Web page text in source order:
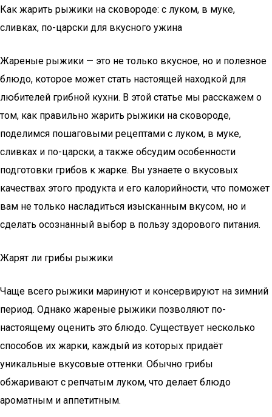
Как жарить рыжики на сковороде: с луком, в муке,
сливках, по-царски для вкусного ужина
Жареные рыжики — это не только вкусное, но и полезное
блюдо, которое может стать настоящей находкой для
любителей грибной кухни. В этой статье мы расскажем о
том, как правильно жарить рыжики на сковороде,
поделимся пошаговыми рецептами с луком, в муке,
сливках и по-царски, а также обсудим особенности
подготовки грибов к жарке. Вы узнаете о вкусовых
качествах этого продукта и его калорийности, что поможет
вам не только насладиться изысканным вкусом, но и
сделать осознанный выбор в пользу здорового питания.
Жарят ли грибы рыжики
Чаще всего рыжики маринуют и консервируют на зимний
период. Однако жареные рыжики позволяют по-
настоящему оценить это блюдо. Существует несколько
способов их жарки, каждый из которых придаёт
уникальные вкусовые оттенки. Обычно грибы
обжаривают с репчатым луком, что делает блюдо
ароматным и аппетитным.